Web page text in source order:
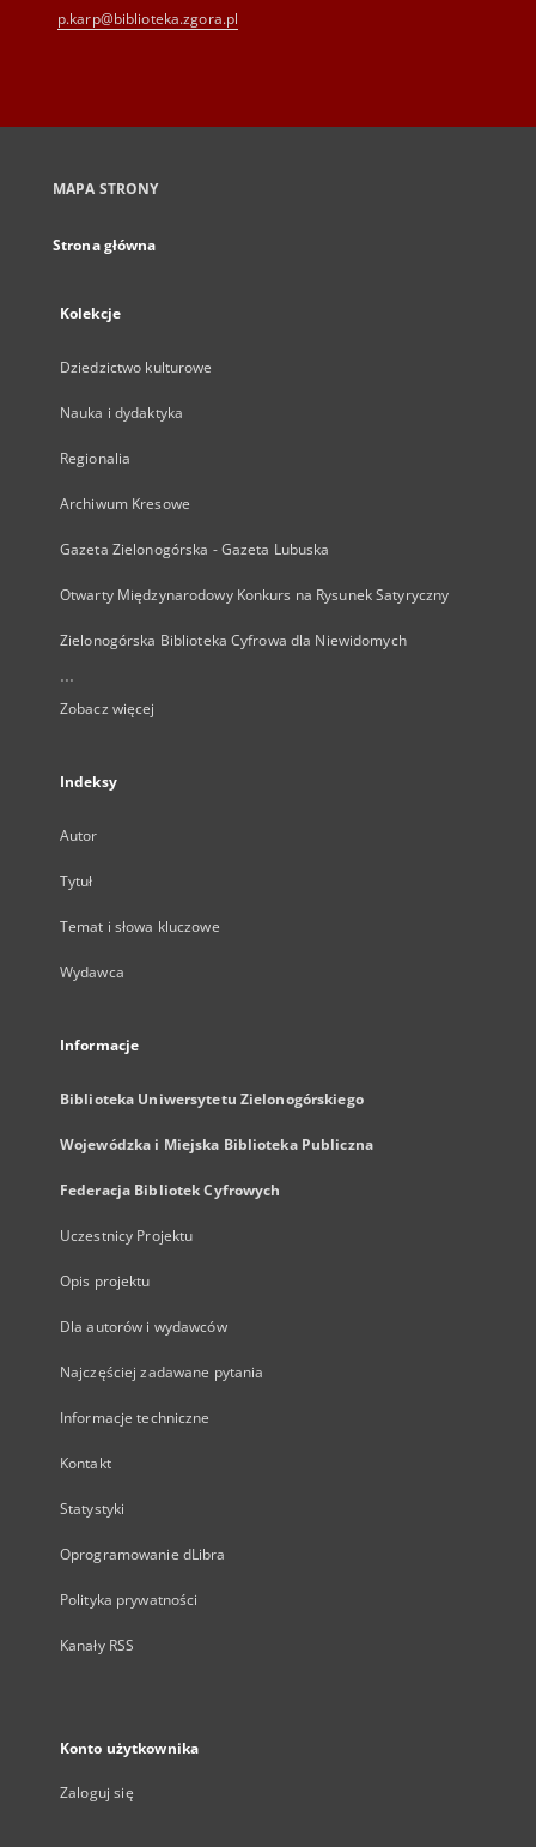
p.karp@biblioteka.zgora.pl
MAPA STRONY
Strona główna
Kolekcje
Dziedzictwo kulturowe
Nauka i dydaktyka
Regionalia
Archiwum Kresowe
Gazeta Zielonogórska - Gazeta Lubuska
Otwarty Międzynarodowy Konkurs na Rysunek Satyryczny
Zielonogórska Biblioteka Cyfrowa dla Niewidomych
...
Zobacz więcej
Indeksy
Autor
Tytuł
Temat i słowa kluczowe
Wydawca
Informacje
Biblioteka Uniwersytetu Zielonogórskiego
Wojewódzka i Miejska Biblioteka Publiczna
Federacja Bibliotek Cyfrowych
Uczestnicy Projektu
Opis projektu
Dla autorów i wydawców
Najczęściej zadawane pytania
Informacje techniczne
Kontakt
Statystyki
Oprogramowanie dLibra
Polityka prywatności
Kanały RSS
Konto użytkownika
Zaloguj się